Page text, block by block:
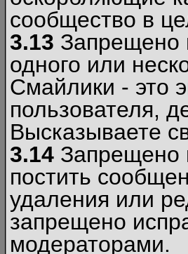
сообщество в
3.13 Запрещено
одного или
Смайлики - это
пользователя,
Высказываете
3.14 Запрещено
постить
удаления или
запрещено
модераторами.